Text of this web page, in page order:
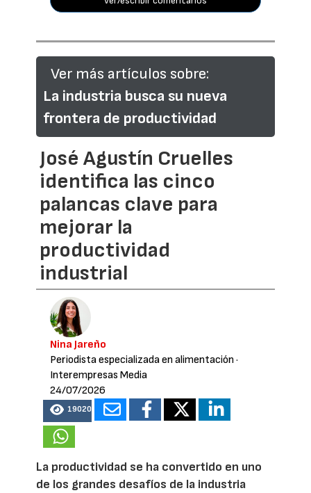
Ver más artículos sobre:
La industria busca su nueva
frontera de productividad
José Agustín Cruelles
identifica las cinco
palancas clave para
mejorar la
productividad
industrial
Nina Jareño
Periodista especializada en alimentación ·
Interempresas Media
24/07/2026
19020
La productividad se ha convertido en uno
de los grandes desafíos de la industria